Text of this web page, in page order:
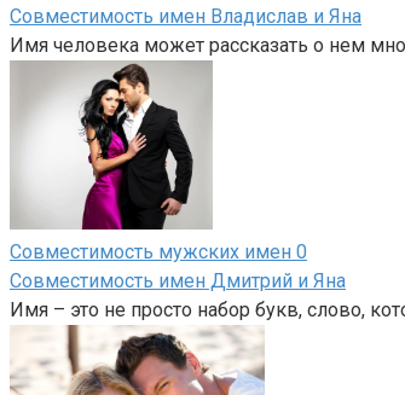
Совместимость имен Владислав и Яна
Имя человека может рассказать о нем
Совместимость мужских имен 0
Совместимость имен Дмитрий и Яна
Имя – это не просто набор букв, слово,